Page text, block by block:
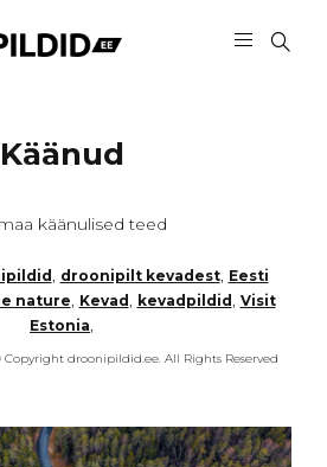
Käänud
käänulised teed
, droonipilt kevadest, Eesti
nature, Kevad , kevadpildid , Visit
Estonia,
droonipildid.ee. All Rights Reserved